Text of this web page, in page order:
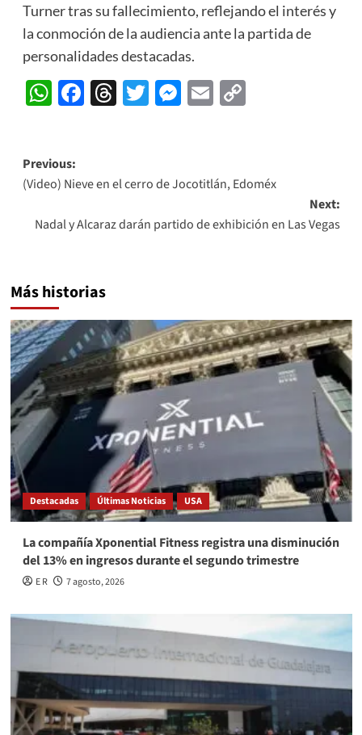
Turner tras su fallecimiento, reflejando el interés y
la conmoción de la audiencia ante la partida de
personalidades destacadas.
WhatsApp
Facebook
Threads
Twitter
Messenger
EmailCopy
Post
navigation
Previous:
(Video) Nieve en el cerro de Jocotitlán, Edoméx
Next:
Nadal y Alcaraz darán partido de exhibición en Las Vegas
Más historias
Destacadas Últimas Noticias USA
La compañía Xponential Fitness registra una disminución
del 13% en ingresos durante el segundo trimestre
E R 7 agosto, 2026